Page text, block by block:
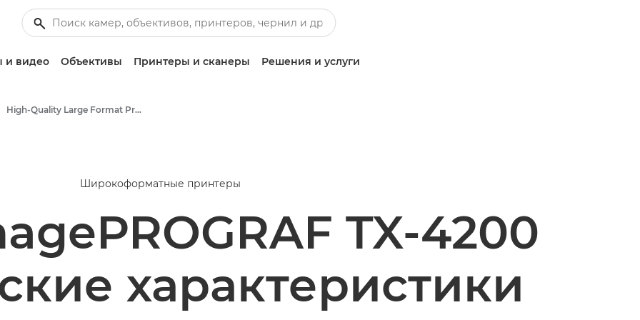
и видео Объективы Принтеры и сканеры Решения и услуги
High-Quality Large Format Printers for CAD/GIS and Stunning Graphics
Широкоформатные принтеры
TX-4200
характеристики